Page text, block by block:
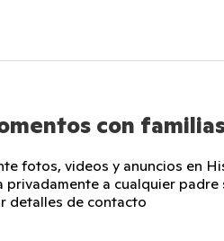
con
fotos, videos y anuncios en
privadamente a cualquier padre
detalles de contacto